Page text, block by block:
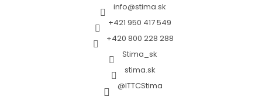
info@stima.sk
+421 950 417 549
+420 800 228 288
Stima_sk
stima.sk
@ITTCStima